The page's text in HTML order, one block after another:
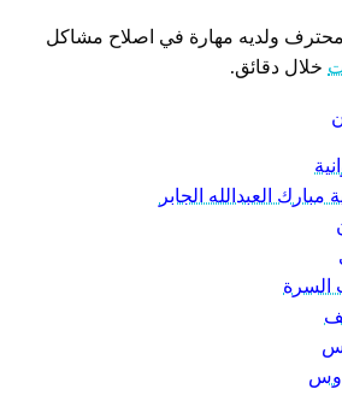
محترف ولديه مهارة في اصلاح مشاكل
خلال دقائق.
العبدالله الجابر
السرة